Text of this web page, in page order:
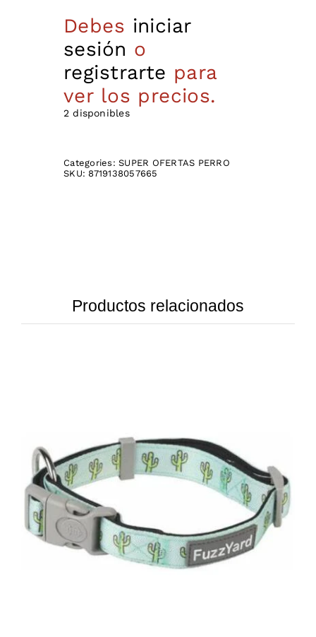
Debes iniciar
sesión o
registrarte para
ver los precios.
2 disponibles
Categories:SUPER OFERTAS PERRO
SKU: 8719138057665
Productos relacionados